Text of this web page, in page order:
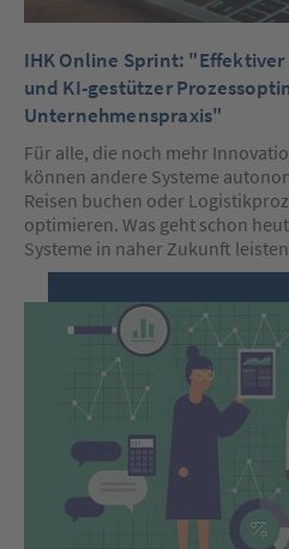
IHK Online Sprint:
und KI-gestützer
Unternehmenspraxis"
Für alle, die noch mehr
können andere Systeme
Reisen buchen oder
optimieren. Was geht schon
Systeme in naher Zukunft